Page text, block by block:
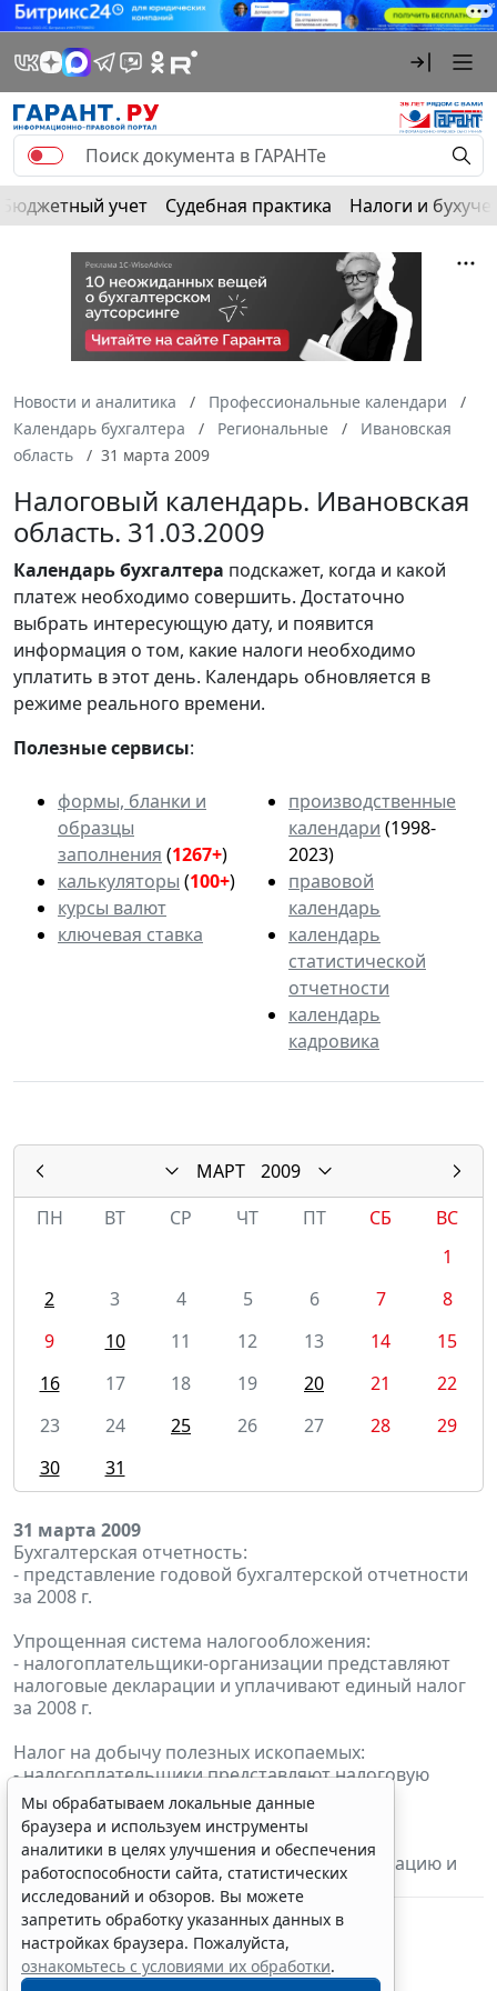
Бюджетный учет Судебная практика Налоги и
Новости и аналитика
Профессиональные календари
Календарь бухгалтера
Региональные
Ивановская
область
31 марта 2009
Налоговый календарь. Ивановская
область. 31.03.2009
Календарьбухгалтера подскажет, когда и какой
платеж необходимо совершить. Достаточно
выбрать интересующую дату, и появится
информация о том, какие налоги необходимо
уплатить в этот день. Календарь обновляется в
режиме реального времени.
Полезные сервисы:
формы, бланки и
образцы
заполнения (1267+)
калькуляторы (100+)
курсы валют
ключевая ставка
производственные
календари (1998-
2023)
правовой
календарь
календарь
статистической
отчетности
календарь
кадровика
МАРТ
2009
ПН
ВТ СР ЧТ ПТ СБ
ВС
1
2
3 4 5 6 7
8
9
10 11 12 13 14
15
16
17 18 19 20 21
22
23
24 25 26 27 28
29
30
31
31 марта 2009
Бухгалтерская отчетность:
- представление годовой бухгалтерской отчетности
за 2008 г.
Упрощенная система налогообложения:
- налогоплательщики-организации представляют
налоговые декларации и уплачивают единый налог
за 2008 г.
Налог на добычу полезных ископаемых:
- налогоплательщики представляют налоговую
декларацию за февраль 2009 г.
Единый сельскохозяйственный налог:
- налогоплательщики представляют декларацию и
уплачивают налог за 2008 г.
Мы обрабатываем локальные данные
браузера и используем инструменты
аналитики в целях улучшения и обеспечения
работоспособности сайта, статистических
исследований и обзоров. Вы можете
запретить обработку указанных данных в
настройках браузера. Пожалуйста,
ознакомьтесь с условиями их обработки.